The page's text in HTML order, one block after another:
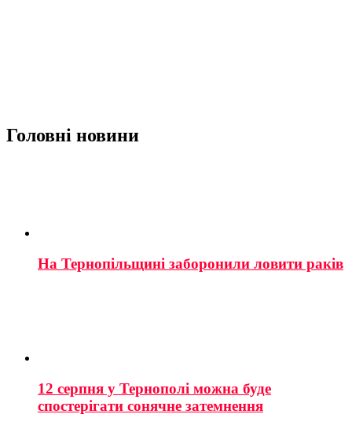
Головні новини
На Тернопільщині заборонили ловити раків
12 серпня у Тернополі можна буде
спостерігати сонячне затемнення